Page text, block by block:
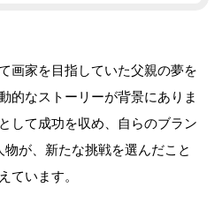
画家を目指していた父親の夢を
的なストーリーが背景にありま
して成功を収め、自らのブラン
物が、新たな挑戦を選んだこと
ています。